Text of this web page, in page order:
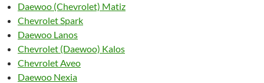
Daewoo (Chevrolet) Matiz
Chevrolet Spark
Daewoo Lanos
Chevrolet (Daewoo) Kalos
Chevrolet Aveo
Daewoo Nexia